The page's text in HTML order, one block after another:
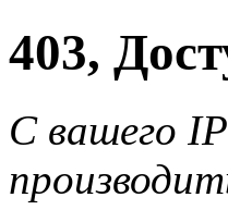
403,
С вашего